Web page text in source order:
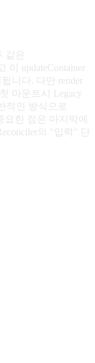
같은
이 updateContainer
니다. 다만 render
마운트시 Legacy
적인 방식으로
요한 점은 마지막에
의 "입력" 단